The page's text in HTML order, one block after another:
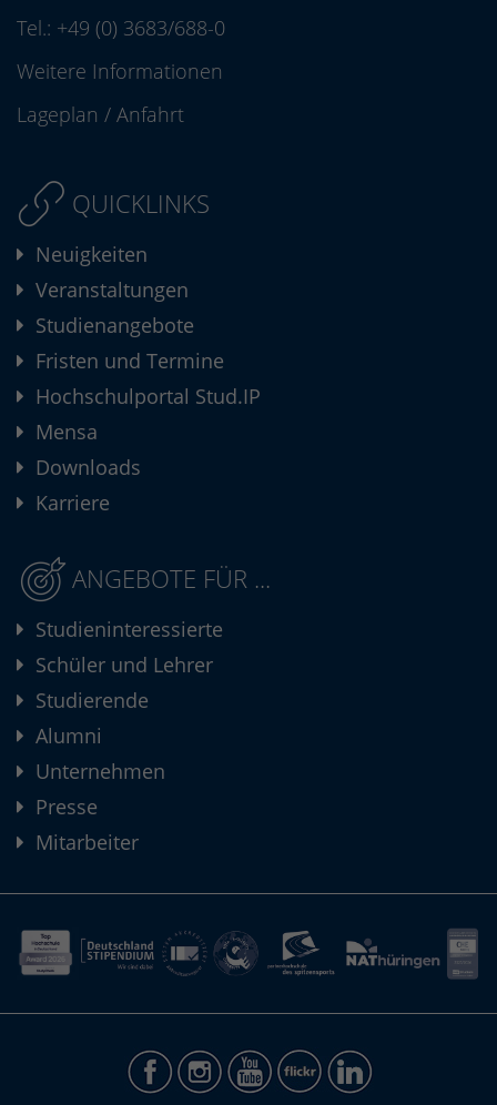
Tel.: +49 (0) 3683/688-0
Weitere Informationen
Lageplan / Anfahrt
QUICKLINKS
Neuigkeiten
Veranstaltungen
Studienangebote
Fristen und Termine
Hochschulportal Stud.IP
Mensa
Downloads
Karriere
ANGEBOTE FÜR ...
Studieninteressierte
Schüler und Lehrer
Studierende
Alumni
Unternehmen
Presse
Mitarbeiter